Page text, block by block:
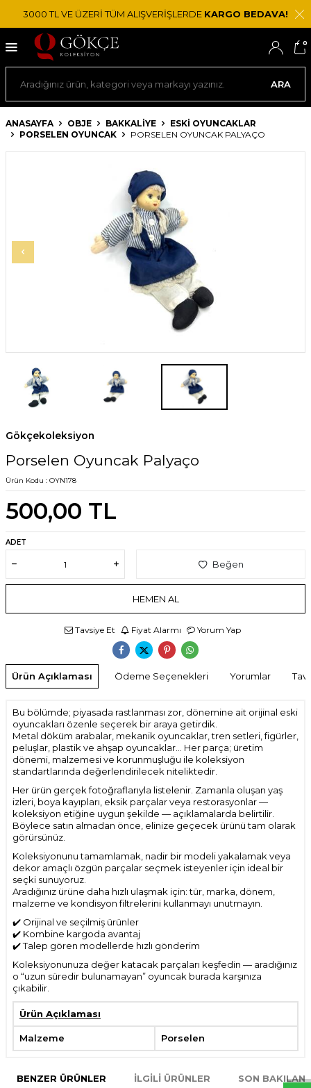
W
h
t
s
p
p
D
e
s
e
H
a
t
t
3000 TL VE ÜZERİ TÜM ALIŞVERİŞLERDE KARGO BEDAVA!
ARA
0
ANASAYFA OBJE BAKKALIYE
ESKI OYUNCAKLAR
PORSELEN OYUNCAK
PORSELEN OYUNCAK PALYAÇO
Gökçekoleksiyon
Porselen Oyuncak Palyaço
Ürün Kodu : OYN178
500,00 TL
ADET
Beğen
HEMEN AL
Tavsiye Et Fiyat Alarmı Yorum Yap
Ürün Açıklaması Ödeme Seçenekleri Yorumlar
Bu bölümde; piyasada rastlanması zor, dönemine ait orijinal eski
oyuncakları özenle seçerek bir araya getirdik.
Metal döküm arabalar, mekanik oyuncaklar, tren setleri, figürler,
peluşlar, plastik ve ahşap oyuncaklar… Her parça; üretim
dönemi, malzemesi ve korunmuşluğu ile koleksiyon
standartlarında değerlendirilecek niteliktedir.
Her ürün gerçek fotoğraflarıyla listelenir. Zamanla oluşan yaş
izleri, boya kayıpları, eksik parçalar veya restorasyonlar —
koleksiyon etiğine uygun şekilde — açıklamalarda belirtilir.
Böylece satın almadan önce, elinize geçecek ürünü tam olarak
görürsünüz.
Koleksiyonunu tamamlamak, nadir bir modeli yakalamak veya
dekor amaçlı özgün parçalar seçmek isteyenler için ideal bir
seçki sunuyoruz.
Aradığınız ürüne daha hızlı ulaşmak için: tür, marka, dönem,
malzeme ve kondisyon filtrelerini kullanmayı unutmayın.
✔️ Orijinal ve seçilmiş ürünler
✔️ Kombine kargoda avantaj
✔️ Talep gören modellerde hızlı gönderim
Koleksiyonunuza değer katacak parçaları keşfedin — aradığınız
o “uzun süredir bulunamayan” oyuncak burada karşınıza
çıkabilir.
Ürün Açıklaması
Malzeme Porselen
BENZER ÜRÜNLER İLGILI ÜRÜNLER SON